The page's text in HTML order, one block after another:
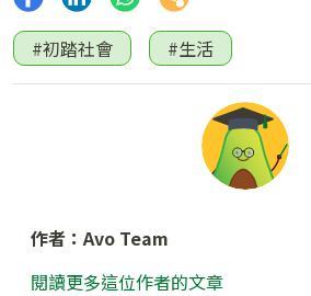
#初踏社會 #生活
作者：Avo Team
閱讀更多這位作者的文章